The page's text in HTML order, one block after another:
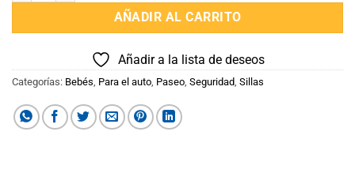
AÑADIR AL CARRITO
Añadir a la lista de deseos
Categorías: Bebés Para el auto Paseo Seguridad Sillas